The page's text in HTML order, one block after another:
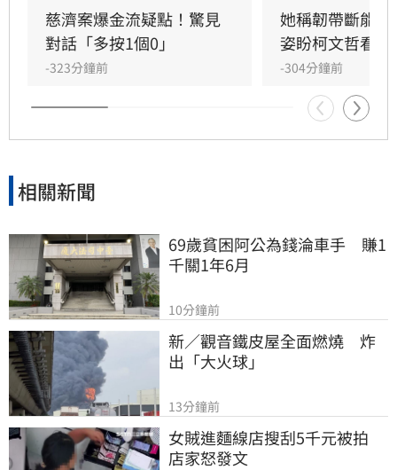
容。沈伯洋痛批蔣萬安刻意混淆視聽，試圖透過
舊案轉移焦點，掩蓋市府在夏莉絲幼兒園虐童案
中隱匿資訊、拒絕提供議員索資的「蓋牌」行
徑。沈伯洋強調，民眾真正關心的是兒虐真相，
呼籲蔣萬安應正視市府透明度問題，而非將疫苗
議題當作政治攻防工具，持續操作資訊落差來誤
慈濟案爆金流疑點！驚見
對話「多按1個0」
-323分鐘前
她稱韌帶斷能
姿盼柯文哲看骨
-304分鐘前
相關新聞
69歲貧困阿公為錢淪車手　賺1
千關1年6月
10分鐘前
新／觀音鐵皮屋全面燃燒　炸
出「大火球」
13分鐘前
女賊進麵線店搜刮5千元被拍
店家怒發文